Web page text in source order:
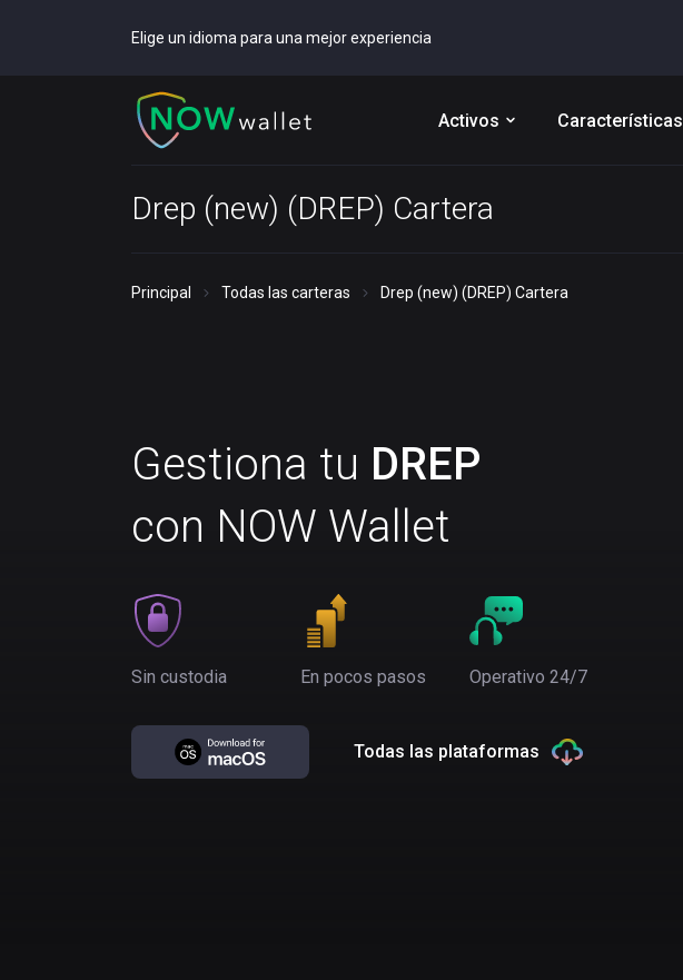
Elige un idioma para una mejor experiencia
Activos Características
Drep (new) (DREP) Cartera
Principal Todas las carteras Drep (new) (DREP) Cartera
Gestiona tu DREP
con NOW Wallet
Sin custodia En pocos pasos Operativo 24/7
Todas las plataformas